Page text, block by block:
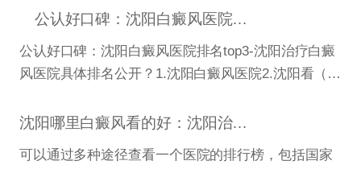
公认好口碑：沈阳白癜风医院排名top3-沈阳治疗白癜风
公认好口碑：沈阳白癜风医院排名top3-沈阳治疗白癜
风医院具体排名公开？1.沈阳白癜风医院2.沈阳看（顽
沈阳哪里白癜风看的好：沈阳治白癜风去哪里医院有名
可以通过多种途径查看一个医院的排行榜，包括国家